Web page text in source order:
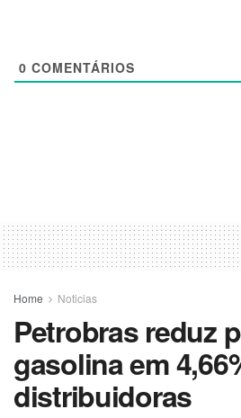
0 COMENTÁRIOS
Home Noticias
Petrobras reduz
gasolina em
distribuidoras